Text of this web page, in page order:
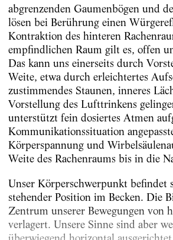
abgrenzenden Gaumenbögen und
lösen bei Berührung einen
Kontraktion des hinteren
empfindlichen Raum gilt es, offen
Das kann uns einerseits durch
Weite, etwa durch erleichtertes
zustimmendes Staunen, inneres
Vorstellung des Lufttrinkens
unterstützt fein dosiertes Atmen
Kommunikationssituation
Körperspannung und
Weite des Rachenraums bis in die
Unser Körperschwerpunkt befindet
stehender Position im Becken. Die
Zentrum unserer Bewegungen von
verlagert. Unsere Sinne sind aber